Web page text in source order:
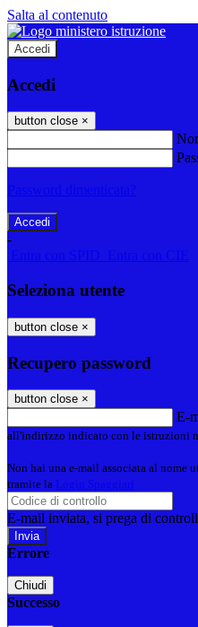
Salta al contenuto
Accedi
Accedi
button close ×
-
Seleziona utente
button close ×
Recupero password
button close ×
E-
all'indirizzo indicato con le istruzioni
Non hai una e-mail associata al nome
tramite la
E-mail inviata, si prega di
Errore
Chiudi
Successo